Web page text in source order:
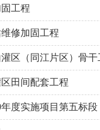
工程
修加固工程
区（同江片区）骨干
田间配套工程
度实施项目第五标段